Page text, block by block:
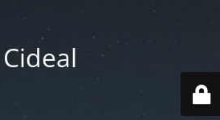
Cideal